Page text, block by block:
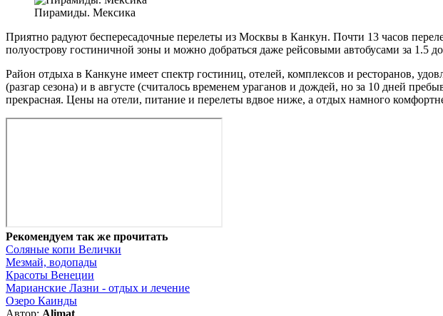
Пирамиды. Мексика
Приятно радуют беспересадочные перелеты из Москвы в Канкун. Почти 13 часов
полуострову гостиничной зоны и можно добраться даже рейсовыми автобусами за 1.5
Район отдыха в Канкуне имеет спектр гостиниц, отелей, комплексов и ресторанов,
(разгар сезона) и в августе (считалось временем ураганов и дождей, но за 10 дней
прекрасная. Цены на отели, питание и перелеты вдвое ниже, а отдых намного
Рекомендуем так же прочитать
Соляные копи Велички
Мезмай, водопады
Красоты Венеции
Марианские Лазни - отдых и лечение
Озеро Каинды
Автор: Аlimat